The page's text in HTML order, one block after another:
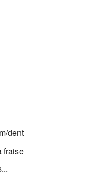
dent
fraise